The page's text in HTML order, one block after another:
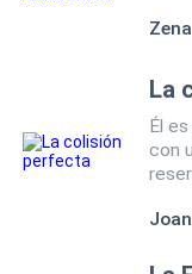
juró
es
nada
por
Zena
La
Él
con